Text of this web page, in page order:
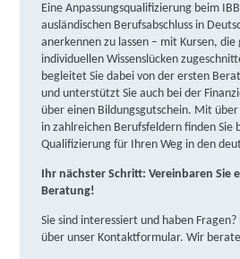
Eine Anpassungsqualifizierung beim
ausländischen Berufsabschluss in
anerkennen zu lassen – mit Kursen,
individuellen Wissenslücken
begleitet Sie dabei von der ersten
und unterstützt Sie auch bei der
über einen Bildungsgutschein. Mit
in zahlreichen Berufsfeldern finden Sie
Qualifizierung für Ihren Weg in den
Ihr nächster Schritt: Vereinbaren Sie
Beratung!
Sie sind interessiert und haben Fragen?
über unser Kontaktformular. Wir